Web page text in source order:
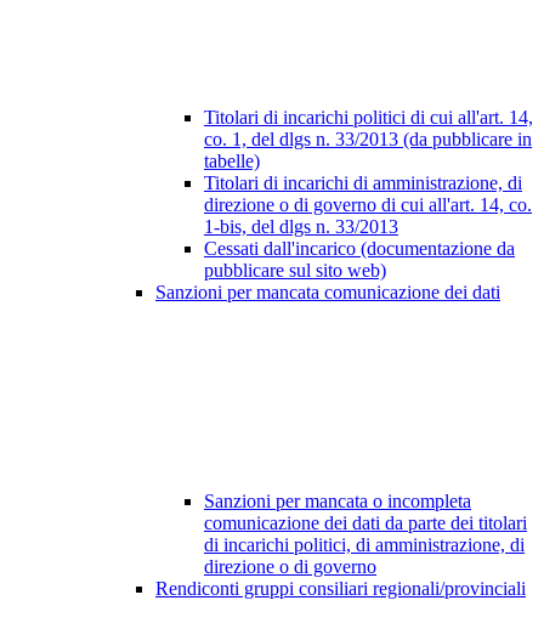
Titolari di incarichi politici di cui all'art. 14,
co. 1, del dlgs n. 33/2013 (da pubblicare in
tabelle)
Titolari di incarichi di amministrazione, di
direzione o di governo di cui all'art. 14, co.
1-bis, del dlgs n. 33/2013
Cessati dall'incarico (documentazione da
pubblicare sul sito web)
Sanzioni per mancata comunicazione dei dati
Sanzioni per mancata o incompleta
comunicazione dei dati da parte dei titolari
di incarichi politici, di amministrazione, di
direzione o di governo
Rendiconti gruppi consiliari regionali/provinciali